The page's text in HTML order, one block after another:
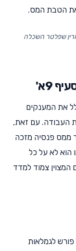
הטבת המס.
שפלטר השכלה
את המענקים
העבודה. עם זאת,
9א, יינתן פטור ממס פנסיה מזכה
עצמו הוא לא על כל
צמוד למדד
פורש לגמלאות